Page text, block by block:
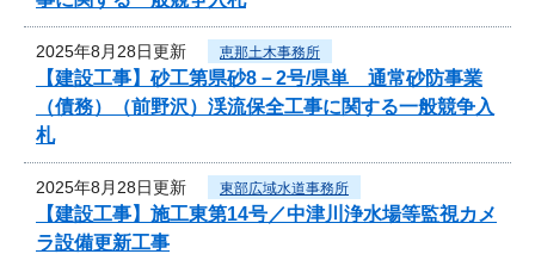
2025年8月28日更新 恵那土木事務所
【建設工事】砂工第県砂8－2号/県単 通常砂防事業
（債務）（前野沢）渓流保全工事に関する一般競争入
札
2025年8月28日更新 東部広域水道事務所
【建設工事】施工東第14号／中津川浄水場等監視カメ
ラ設備更新工事